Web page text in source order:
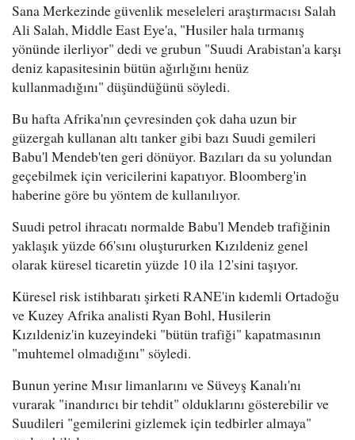
Sana Merkezinde güvenlik meseleleri araştırmacısı Salah
Ali Salah, Middle East Eye'a, "Husiler hala tırmanış
yönünde ilerliyor" dedi ve grubun "Suudi Arabistan'a karşı
deniz kapasitesinin bütün ağırlığını henüz
kullanmadığını" düşündüğünü söyledi.
Bu hafta Afrika'nın çevresinden çok daha uzun bir
güzergah kullanan altı tanker gibi bazı Suudi gemileri
Babu'l Mendeb'ten geri dönüyor. Bazıları da su yolundan
geçebilmek için vericilerini kapatıyor. Bloomberg'in
haberine göre bu yöntem de kullanılıyor.
Suudi petrol ihracatı normalde Babu'l Mendeb trafiğinin
yaklaşık yüzde 66'sını oluştururken Kızıldeniz genel
olarak küresel ticaretin yüzde 10 ila 12'sini taşıyor.
Küresel risk istihbaratı şirketi RANE'in kıdemli Ortadoğu
ve Kuzey Afrika analisti Ryan Bohl, Husilerin
Kızıldeniz'in kuzeyindeki "bütün trafiği" kapatmasının
"muhtemel olmadığını" söyledi.
Bunun yerine Mısır limanlarını ve Süveyş Kanalı'nı
vurarak "inandırıcı bir tehdit" olduklarını gösterebilir ve
Suudileri "gemilerini gizlemek için tedbirler almaya"